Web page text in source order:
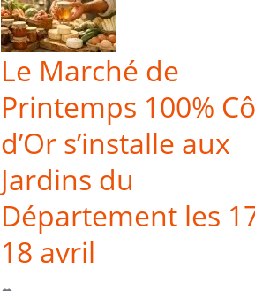
Le Marché de
Printemps 100%
d’Or s’installe aux
Jardins du
Département les
18 avril